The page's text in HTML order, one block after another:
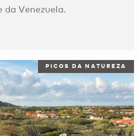
Venezuela.
PICOS DA NATUREZA